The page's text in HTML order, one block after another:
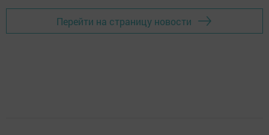
Перейти на страницу новости